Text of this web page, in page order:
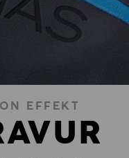
EFFEKT